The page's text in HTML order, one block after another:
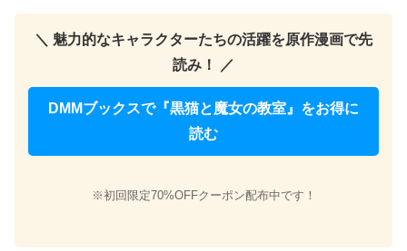
＼ 魅力的なキャラクターたちの活躍を原作漫画で先
読み！ ／
DMMブックスで『黒猫と魔女の教室』をお得に
読む
※初回限定70%OFFクーポン配布中です！